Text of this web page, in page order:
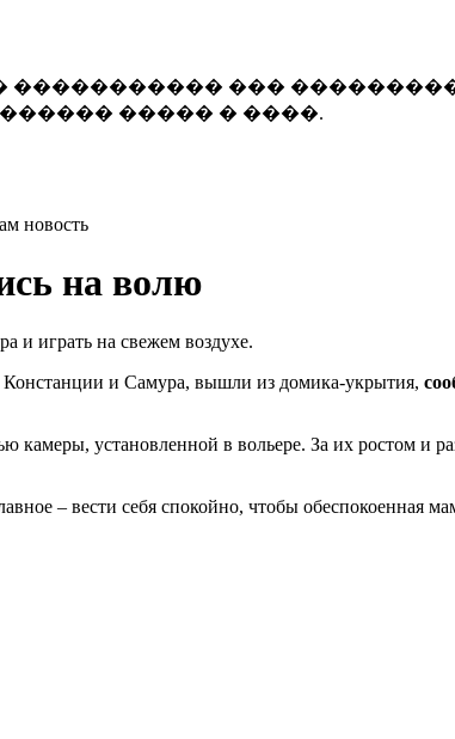
����������� ���
����� � ����.
новость
на волю
и играть на свежем воздухе.
Констанции и Самура, вышли из домика-укрытия,
камеры, установленной в вольере. За их ростом и
– вести себя спокойно, чтобы обеспокоенная